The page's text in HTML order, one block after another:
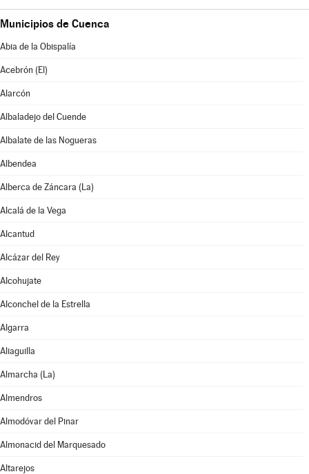
Municipios de Cuenca
Abia de la Obispalía
Acebrón (El)
Alarcón
Albaladejo del Cuende
Albalate de las Nogueras
Albendea
Alberca de Záncara (La)
Alcalá de la Vega
Alcantud
Alcázar del Rey
Alcohujate
Alconchel de la Estrella
Algarra
Aliaguilla
Almarcha (La)
Almendros
Almodóvar del Pinar
Almonacid del Marquesado
Altarejos